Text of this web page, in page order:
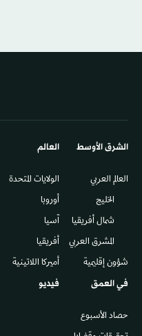
الشرق الأوسط​
العالم العربي
الخليج
شمال أفريقيا
المشرق العربي
شؤون إقليمية
العالم
الولايات المتحدة
أوروبا
آسيا
أفريقيا
أميركا اللاتينية
في العمق
حصاد الأسبوع
فيديو